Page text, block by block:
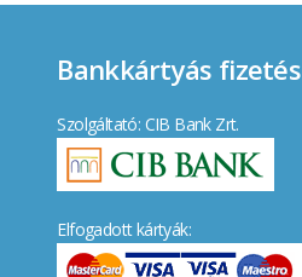
Bankkártyás fizetés
Szolgáltató: CIB Bank Zrt.
Elfogadott kártyák: